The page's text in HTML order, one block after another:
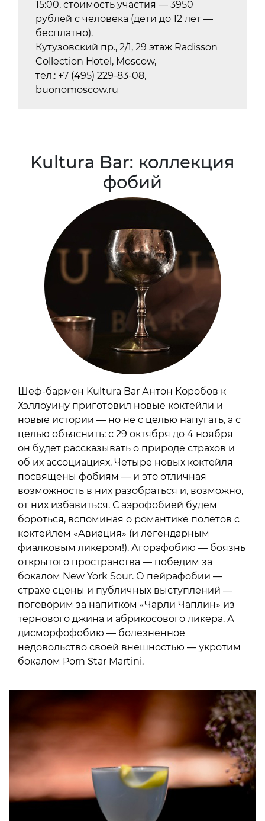
15:00, стоимость участия — 3950
рублей с человека (дети до 12 лет —
бесплатно).
Кутузовский пр., 2/1, 29 этаж Radisson
Collection Hotel, Moscow,
тел.: +7 (495) 229-83-08,
buonomoscow.ru
Kultura Bar: коллекция
фобий
Шеф-бармен Kultura Bar Антон Коробов к
Хэллоуину приготовил новые коктейли и
новые истории — но не с целью напугать, а с
целью объяснить: с 29 октября до 4 ноября
он будет рассказывать о природе страхов и
об их ассоциациях. Четыре новых коктейля
посвящены фобиям — и это отличная
возможность в них разобраться и, возможно,
от них избавиться. С аэрофобией будем
бороться, вспоминая о романтике полетов с
коктейлем «Авиация» (и легендарным
фиалковым ликером!). Агорафобию — боязнь
открытого пространства — победим за
бокалом New York Sour. О пейрафобии —
страхе сцены и публичных выступлений —
поговорим за напитком «Чарли Чаплин» из
тернового джина и абрикосового ликера. А
дисморфофобию — болезненное
недовольство своей внешностью — укротим
бокалом Porn Star Martini.